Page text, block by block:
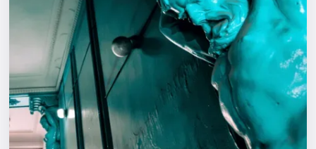
Площадки
Артисты
Рейтинги